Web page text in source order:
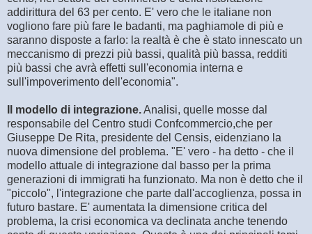
addirittura del 63 per cento. E' vero che le italiane non
vogliono fare più fare le badanti, ma paghiamole di più e
saranno disposte a farlo: la realtà è che è stato innescato un
meccanismo di prezzi più bassi, qualità più bassa, redditi
più bassi che avrà effetti sull'economia interna e
sull'impoverimento dell'economia".
Il modello di integrazione.Analisi, quelle mosse dal
responsabile del Centro studi Confcommercio,che per
Giuseppe De Rita, presidente del Censis, eidenziano la
nuova dimensione del problema. "E' vero - ha detto - che il
modello attuale di integrazione dal basso per la prima
generazioni di immigrati ha funzionato. Ma non è detto che il
"piccolo", l'integrazione che parte dall'accoglienza, possa in
futuro bastare. E' aumentata la dimensione critica del
problema, la crisi economica va declinata anche tenendo